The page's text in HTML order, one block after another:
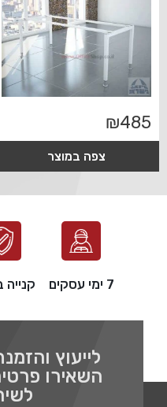
₪485
צפה במוצר
7 ימי עסקים קנייה
לייעוץ
השאירו